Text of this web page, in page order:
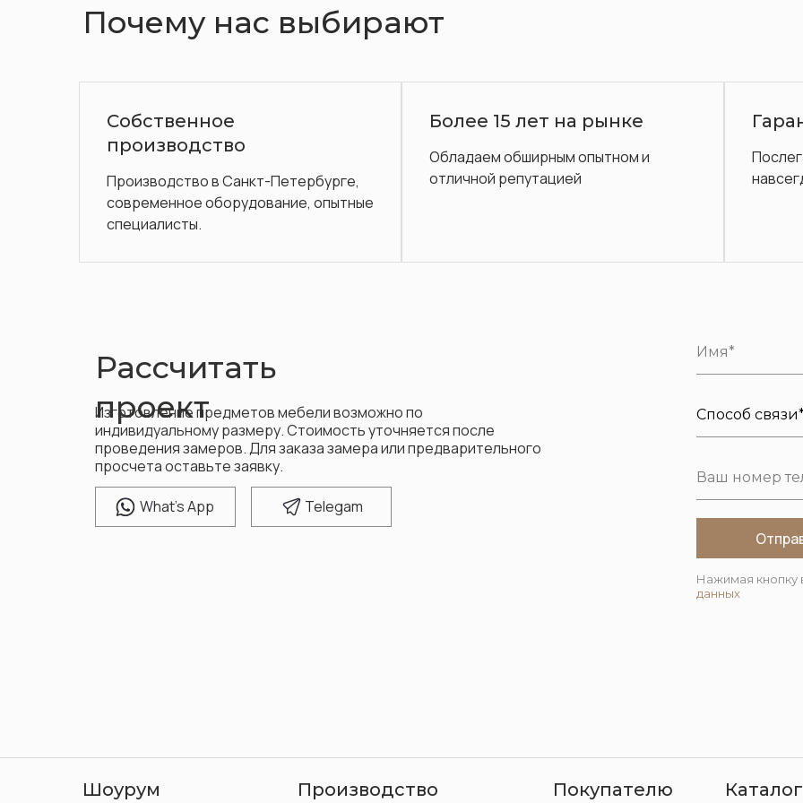
Диваны
Почему нас выбирают
Более 15 лет на рынке
Обладаем обширным опытном и
отличной репутацией
Гарантия до 3 лет
Послегарантийное обслуживание
навсегда.
3D-
в
What's App Telegam
Рассчитать
проект
Изготовление предметов мебели возможно по
индивидуальному размеру. Стоимость уточняется после
проведения замеров. Для заказа замера или предварительного
просчета оставьте заявку.
Нажимая кнопку
данных
Производство
Шоурум Покупателю Каталог